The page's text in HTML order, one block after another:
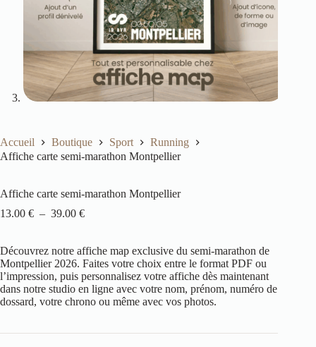
Accueil Boutique Sport
Running
Affiche carte semi-marathon Montpellier
Affiche carte semi-marathon Montpellier
13.00 € – 39.00 €
Découvrez notre affiche map exclusive du semi-marathon de
Montpellier 2026. Faites votre choix entre le format PDF ou
l’impression, puis personnalisez votre affiche dès maintenant
dans notre studio en ligne avec votre nom, prénom, numéro de
dossard, votre chrono ou même avec vos photos.